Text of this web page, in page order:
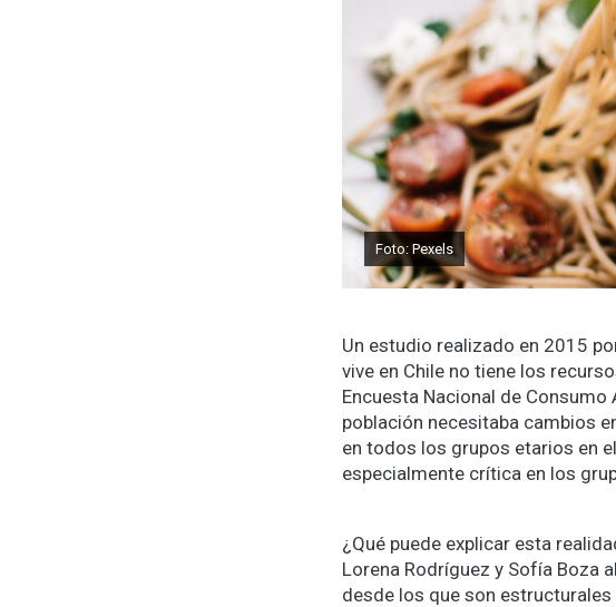
Foto: Pexels
Un estudio realizado en 2015
vive en Chile no tiene los
Encuesta Nacional de
población necesitaba cambios
en todos los grupos etarios en
especialmente crítica en los
¿Qué puede explicar esta
Lorena Rodríguez y Sofía Boza
desde los que son